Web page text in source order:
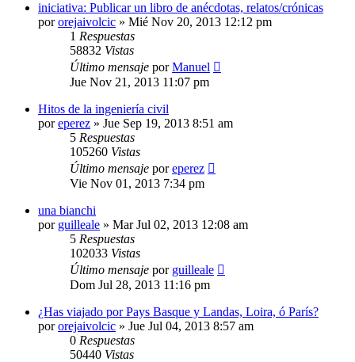
iniciativa: Publicar un libro de anécdotas, relatos/crónicas
pororejaivolcic » Mié Nov 20, 2013 12:12 pm
1 Respuestas
58832 Vistas
Último mensaje porManuel
Jue Nov 21, 2013 11:07 pm
Hitos de la ingeniería civil
poreperez » Jue Sep 19, 2013 8:51 am
5 Respuestas
105260 Vistas
Último mensaje poreperez
Vie Nov 01, 2013 7:34 pm
una bianchi
por guilleale » Mar Jul 02, 2013 12:08 am
5 Respuestas
102033 Vistas
Último mensaje por guilleale
Dom Jul 28, 2013 11:16 pm
¿Has viajado por Pays Basque y Landas, Loira, ó París?
pororejaivolcic » Jue Jul 04, 2013 8:57 am
0 Respuestas
50440 Vistas